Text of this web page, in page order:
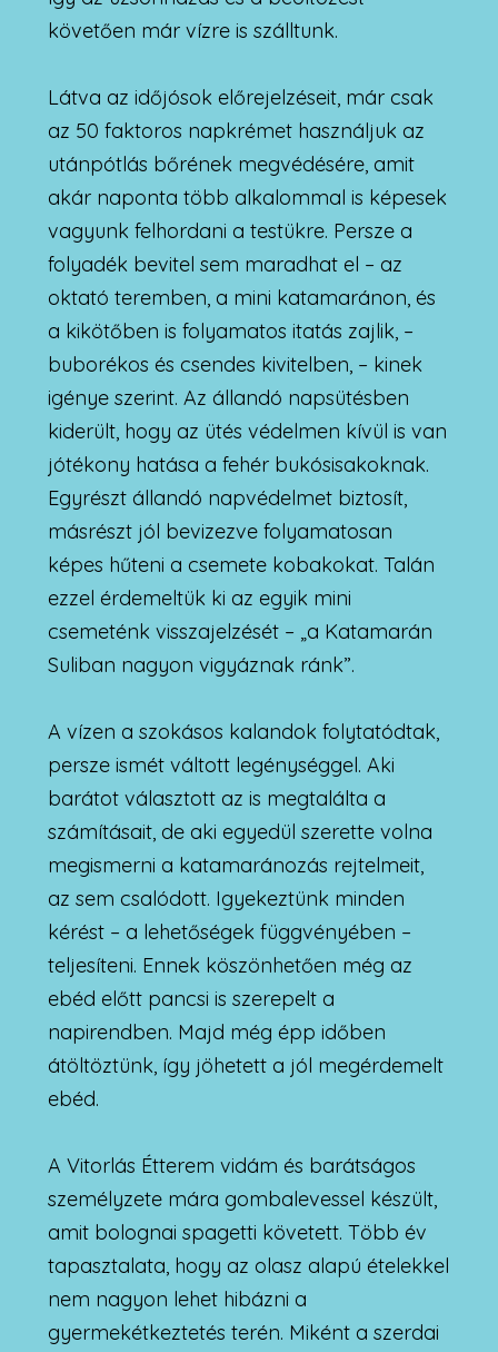
követően már vízre is szálltunk.
Látva az időjósok előrejelzéseit, már csak
az 50 faktoros napkrémet használjuk az
utánpótlás bőrének megvédésére, amit
akár naponta több alkalommal is képesek
vagyunk felhordani a testükre. Persze a
folyadék bevitel sem maradhat el – az
oktató teremben, a mini katamaránon, és
a kikötőben is folyamatos itatás zajlik, –
buborékos és csendes kivitelben, – kinek
igénye szerint. Az állandó napsütésben
kiderült, hogy az ütés védelmen kívül is van
jótékony hatása a fehér bukósisakoknak.
Egyrészt állandó napvédelmet biztosít,
másrészt jól bevizezve folyamatosan
képes hűteni a csemete kobakokat. Talán
ezzel érdemeltük ki az egyik mini
csemeténk visszajelzését – „a Katamarán
Suliban nagyon vigyáznak ránk”.
A vízen a szokásos kalandok folytatódtak,
persze ismét váltott legénységgel. Aki
barátot választott az is megtalálta a
számításait, de aki egyedül szerette volna
megismerni a katamaránozás rejtelmeit,
az sem csalódott. Igyekeztünk minden
kérést – a lehetőségek függvényében –
teljesíteni. Ennek köszönhetően még az
ebéd előtt pancsi is szerepelt a
napirendben. Majd még épp időben
átöltöztünk, így jöhetett a jól megérdemelt
ebéd.
A Vitorlás Étterem vidám és barátságos
személyzete mára gombalevessel készült,
amit bolognai spagetti követett. Több év
tapasztalata, hogy az olasz alapú ételekkel
nem nagyon lehet hibázni a
gyermekétkeztetés terén. Miként a szerdai